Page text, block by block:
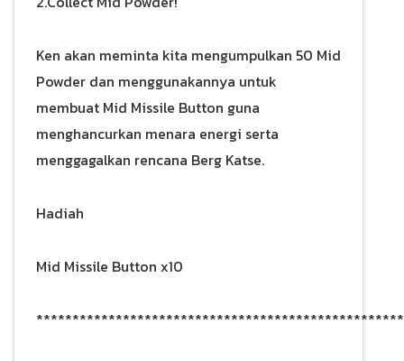
Ken akan meminta kita mengumpulkan 50 Mid
Powder dan menggunakannya untuk
membuat Mid Missile Button guna
menghancurkan menara energi serta
menggagalkan rencana Berg Katse.
Hadiah
Mid Missile Button x10